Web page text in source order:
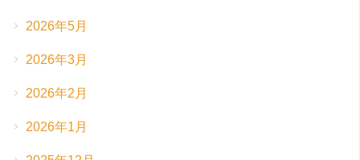
2026年5月
2026年3月
2026年2月
2026年1月